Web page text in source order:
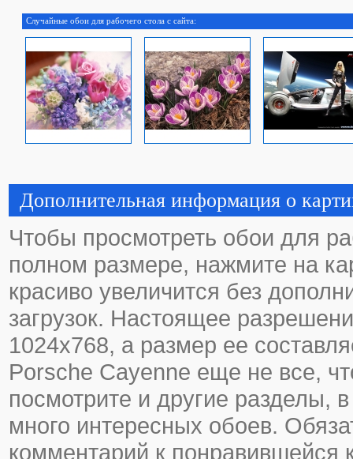
Случайные обои для рабочего стола с сайта:
Дополнительная информация о
Чтобы просмотреть обои для
полном размере, нажмите на
красиво увеличится без
загрузок. Настоящее
1024х768, а размер ее
Porsche Cayenne еще не все,
посмотрите и другие разделы,
много интересных обоев.
комментарий к понравившейся